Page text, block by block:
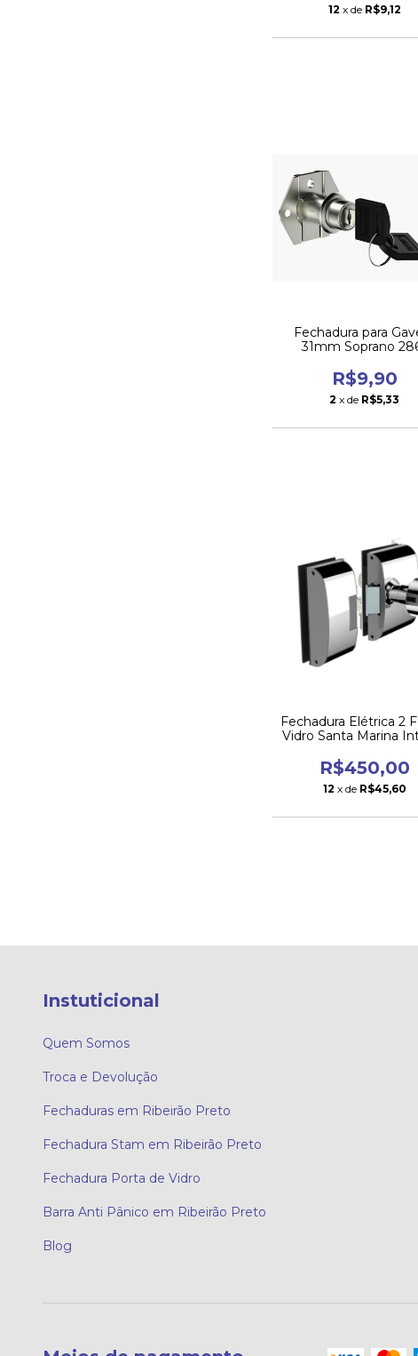
12 x de R$9,12
Fechadura para
31mm Soprano
R$9,90
2 x de R$5,33
Fechadura Elétrica 2
Vidro Santa Marina
R$450,00
12 x de R$45,60
Instuticional
Quem Somos
Troca e Devolução
Fechaduras em Ribeirão Preto
Fechadura Stam em Ribeirão Preto
Fechadura Porta de Vidro
Barra Anti Pânico em Ribeirão Preto
Blog